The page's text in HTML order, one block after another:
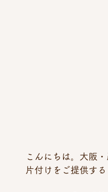
こんにちは。大阪
片付けをご提供す